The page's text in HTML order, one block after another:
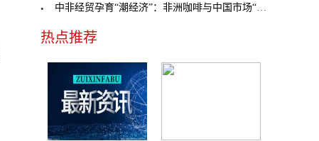
中非经贸孕育“潮经济”：非洲咖啡与中国市场“双向
热点推荐